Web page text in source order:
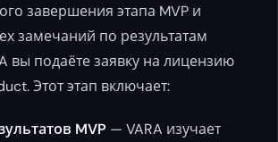
завершения этапа MVP и
замечаний по результатам
вы подаёте заявку на лицензию
Этот этап включает:
MVP — VARA изучает